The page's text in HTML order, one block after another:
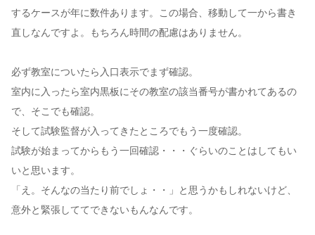
するケースが年に数件あります。この場合、移動して一から書き
直しなんですよ。もちろん時間の配慮はありません。
必ず教室についたら入口表示でまず確認。
室内に入ったら室内黒板にその教室の該当番号が書かれてあるの
で、そこでも確認。
そして試験監督が入ってきたところでもう一度確認。
試験が始まってからもう一回確認・・・ぐらいのことはしてもい
いと思います。
「え。そんなの当たり前でしょ・・」と思うかもしれないけど、
意外と緊張しててできないもんなんです。